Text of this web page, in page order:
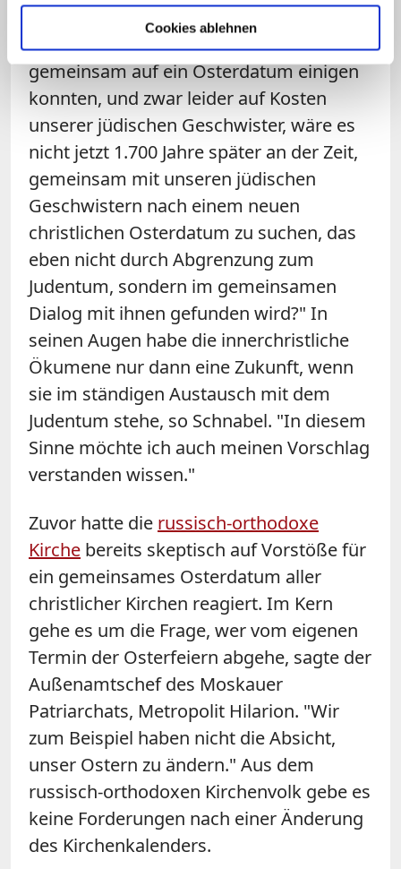
Cookies ablehnen
"Daher mein Vorschlag: Wenn wir
Christen uns im 4. Jahrhundert
gemeinsam auf ein Osterdatum einigen
konnten, und zwar leider auf Kosten
unserer jüdischen Geschwister, wäre es
nicht jetzt 1.700 Jahre später an der Zeit,
gemeinsam mit unseren jüdischen
Geschwistern nach einem neuen
christlichen Osterdatum zu suchen, das
eben nicht durch Abgrenzung zum
Judentum, sondern im gemeinsamen
Dialog mit ihnen gefunden wird?" In
seinen Augen habe die innerchristliche
Ökumene nur dann eine Zukunft, wenn
sie im ständigen Austausch mit dem
Judentum stehe, so Schnabel. "In diesem
Sinne möchte ich auch meinen Vorschlag
verstanden wissen."
Zuvor hatte die russisch-orthodoxe
Kirche bereits skeptisch auf Vorstöße für
ein gemeinsames Osterdatum aller
christlicher Kirchen reagiert. Im Kern
gehe es um die Frage, wer vom eigenen
Termin der Osterfeiern abgehe, sagte der
Außenamtschef des Moskauer
Patriarchats, Metropolit Hilarion. "Wir
zum Beispiel haben nicht die Absicht,
unser Ostern zu ändern." Aus dem
russisch-orthodoxen Kirchenvolk gebe es
keine Forderungen nach einer Änderung
des Kirchenkalenders.